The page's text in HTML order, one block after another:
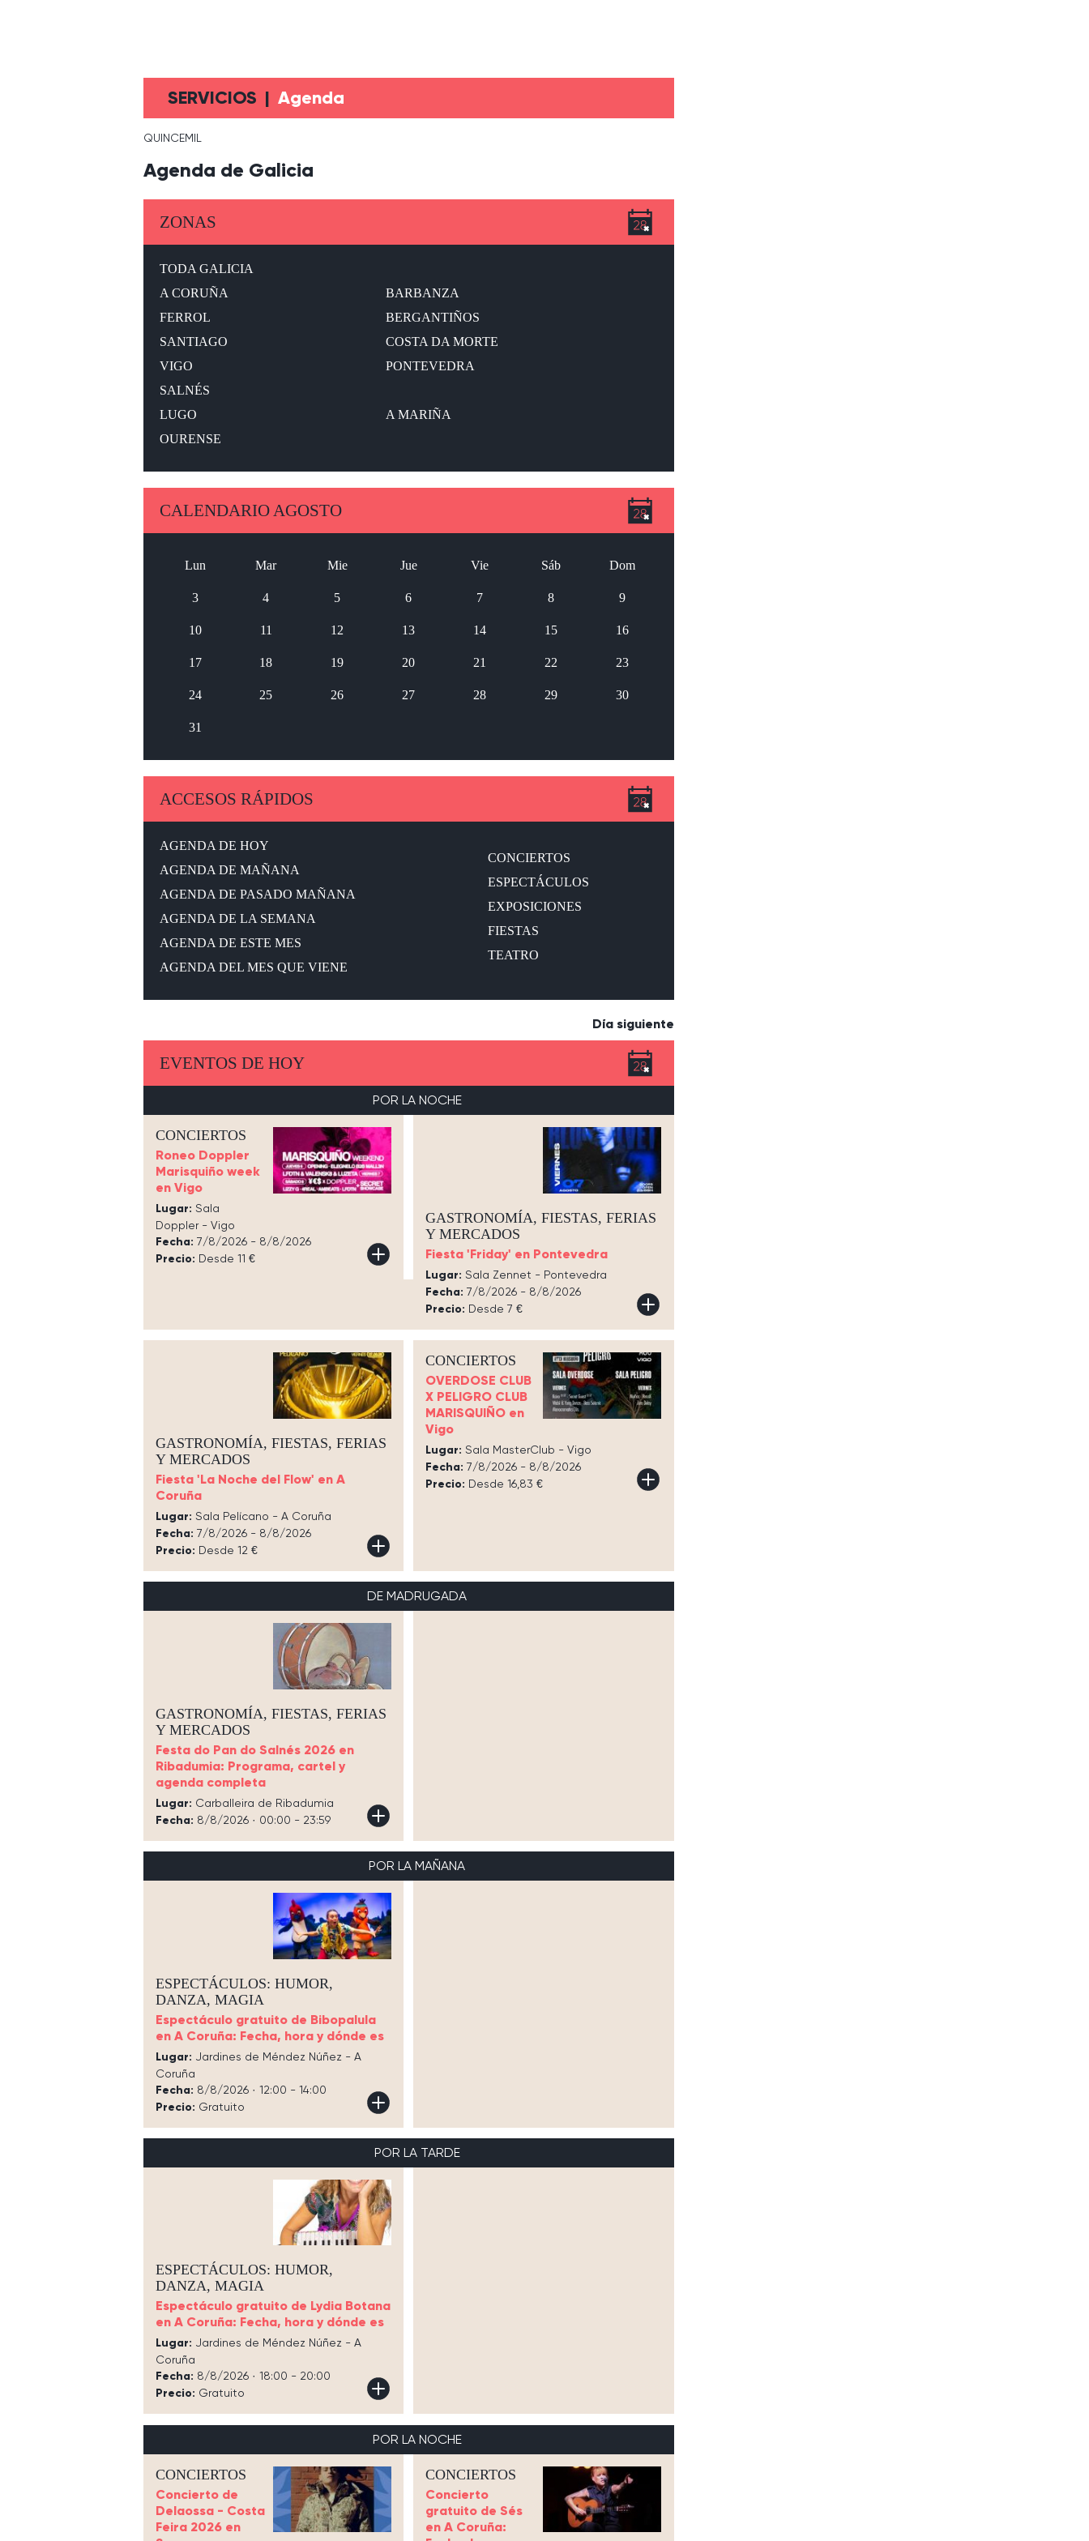
SERVICIOS | Agenda
QUINCEMIL
Agenda de Galicia
ZONAS
TODA GALICIA
A CORUÑA
FERROL
SANTIAGO
BARBANZA
BERGANTIÑOS
COSTA DA MORTE
VIGO
SALNÉS
PONTEVEDRA
LUGO
A MARIÑA
OURENSE
CALENDARIO AGOSTO
Lun Mar Mie Jue Vie Sáb Dom
3 4 5 6 7 8 9
10 11 12 13 14 15 16
17 18 19 20 21 22 23
24 25 26 27 28 29 30
31
ACCESOS RÁPIDOS
AGENDA DE HOY
AGENDA DE MAÑANA
AGENDA DE PASADO MAÑANA
AGENDA DE LA SEMANA
AGENDA DE ESTE MES
AGENDA DEL MES QUE VIENE
CONCIERTOS
ESPECTÁCULOS
EXPOSICIONES
FIESTAS
TEATRO
Día siguiente
EVENTOS DE HOY
POR LA NOCHE
CONCIERTOS
Roneo Doppler
Marisquiño week
en Vigo
Lugar: Sala
Doppler - Vigo
Fecha: 7/8/2026 - 8/8/2026
Precio: Desde 11 €
GASTRONOMÍA, FIESTAS, FERIAS
Y MERCADOS
Fiesta 'Friday' en Pontevedra
Lugar: Sala Zennet - Pontevedra
Fecha: 7/8/2026 - 8/8/2026
Precio: Desde 7 €
GASTRONOMÍA, FIESTAS, FERIAS
Y MERCADOS
Fiesta 'La Noche del Flow' en A
Coruña
Lugar: Sala Pelícano - A Coruña
Fecha: 7/8/2026 - 8/8/2026
Precio: Desde 12 €
CONCIERTOS
OVERDOSE CLUB
X PELIGRO CLUB
MARISQUIÑO en
Vigo
Lugar: Sala MasterClub - Vigo
Fecha: 7/8/2026 - 8/8/2026
Precio: Desde 16,83 €
DE MADRUGADA
GASTRONOMÍA, FIESTAS, FERIAS
Y MERCADOS
Festa do Pan do Salnés 2026 en
Ribadumia: Programa, cartel y
agenda completa
Lugar: Carballeira de Ribadumia
Fecha: 8/8/2026 · 00:00 - 23:59
POR LA MAÑANA
ESPECTÁCULOS: HUMOR,
DANZA, MAGIA
Espectáculo gratuito de Bibopalula
en A Coruña: Fecha, hora y dónde es
Lugar: Jardines de Méndez Núñez - A
Coruña
Fecha: 8/8/2026 · 12:00 - 14:00
Precio: Gratuito
POR LA TARDE
ESPECTÁCULOS: HUMOR,
DANZA, MAGIA
Espectáculo gratuito de Lydia Botana
en A Coruña: Fecha, hora y dónde es
Lugar: Jardines de Méndez Núñez - A
Coruña
Fecha: 8/8/2026 · 18:00 - 20:00
Precio: Gratuito
POR LA NOCHE
CONCIERTOS
Concierto de
Delaossa - Costa
Feira 2026 en
CONCIERTOS
Concierto
gratuito de Sés
en A Coruña: